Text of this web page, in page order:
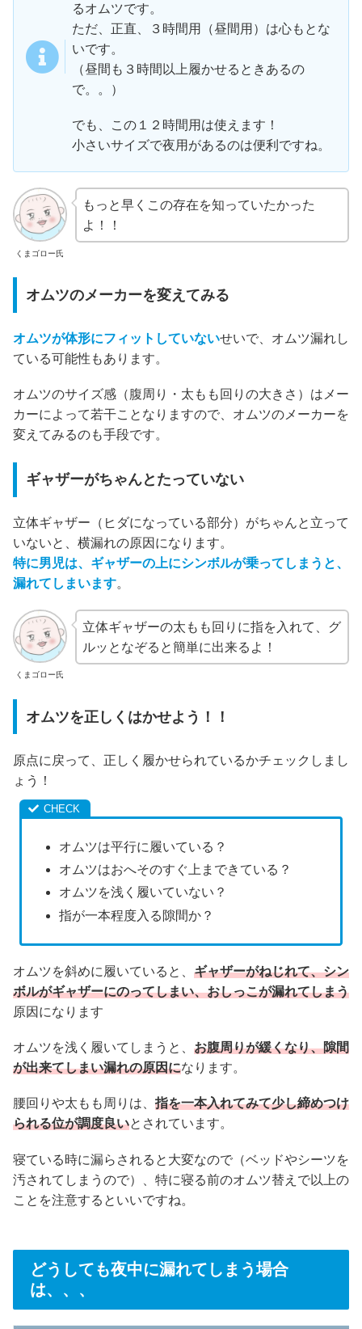
るオムツです。
ただ、正直、３時間用（昼間用）は心もとな
いです。
（昼間も３時間以上履かせるときあるの
で。。）
でも、この１２時間用は使えます！
小さいサイズで夜用があるのは便利ですね。
くまゴロー氏
もっと早くこの存在を知っていたかった
よ！！
オムツのメーカーを変えてみる
オムツが体形にフィットしていないせいで、オムツ漏れし
ている可能性もあります。
オムツのサイズ感（腹周り・太もも回りの大きさ）はメー
カーによって若干ことなりますので、オムツのメーカーを
変えてみるのも手段です。
ギャザーがちゃんとたっていない
立体ギャザー（ヒダになっている部分）がちゃんと立って
いないと、横漏れの原因になります。
特に男児は、ギャザーの上にシンボルが乗ってしまうと、
漏れてしまいます。
くまゴロー氏
立体ギャザーの太もも回りに指を入れて、グ
ルッとなぞると簡単に出来るよ！
オムツを正しくはかせよう！！
原点に戻って、正しく履かせられているかチェックしまし
ょう！
オムツは平行に履いている？
オムツはおへそのすぐ上まできている？
オムツを浅く履いていない？
指が一本程度入る隙間か？
オムツを斜めに履いていると、 ギャザーがねじれて、シン
ボルがギャザーにのってしまい、おしっこが漏れてしまう
原因になります
オムツを浅く履いてしまうと、 お腹周りが緩くなり、隙間
が出来てしまい漏れの原因になります。
腰回りや太もも周りは、 指を一本入れてみて少し締めつけ
られる位が調度良いとされています。
寝ている時に漏らされると大変なので（ベッドやシーツを
汚されてしまうので）、特に寝る前のオムツ替えで以上の
ことを注意するといいですね。
どうしても夜中に漏れてしまう場合
は、、、